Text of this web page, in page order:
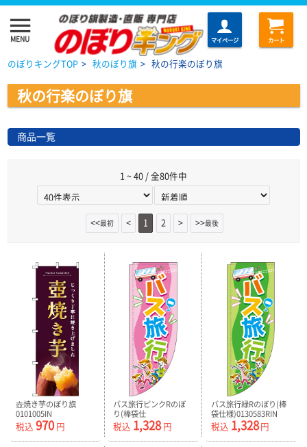
menu
MENU マイページ カート
のぼりキングTOP > 秋のぼり旗 > 秋の行楽のぼり旗
秋の行楽のぼり旗
商品一覧
1 ~ 40 / 全80件中
<<最初 < 1 2 > >>最後
壺焼き芋のぼり旗
0101005IN
税込 970 円
バス旅行ピンクRのぼ
り(棒袋仕
様)0130582RIN
税込 1,328円
バス旅行緑Rのぼり(棒
袋仕様)0130583RIN
税込 1,328円